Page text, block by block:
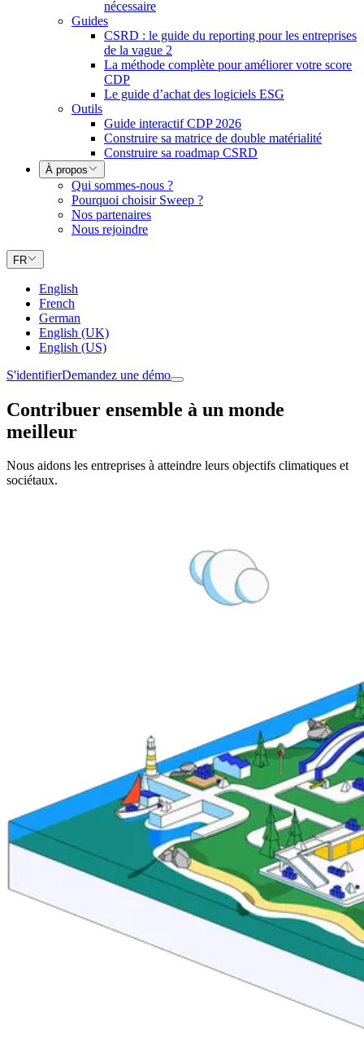
nécessaire
Guides
CSRD : le guide du reporting pour les entreprises
de la vague 2
La méthode complète pour améliorer votre score
CDP
Le guide d’achat des logiciels ESG
Outils
Guide interactif CDP 2026
Construire sa matrice de double matérialité
Construire sa roadmap CSRD
À propos
Qui sommes-nous ?
Pourquoi choisir Sweep ?
Nos partenaires
Nous rejoindre
FR
English
French
German
English (UK)
English (US)
S'identifierDemandez une démo
Contribuer ensemble à un monde
meilleur
Nous aidons les entreprises à atteindre leurs objectifs climatiques et
sociétaux.